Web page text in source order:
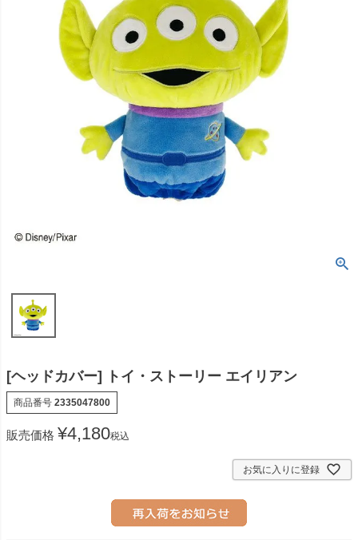
[ヘッドカバー] トイ・ストーリー エイリアン
商品番号 2335047800
販売価格 ¥4,180税込
お気に入りに登録